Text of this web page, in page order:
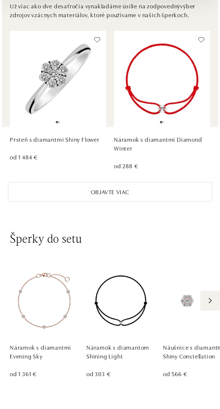
Plzeňská 8, 150 00 Praha 5 - Anděl
tel.: +420736509250
ALOve OC Olympia, Brno
U Dálnice 777, 664 42 Brno
tel.: +420604389337
dnes otvorené od 10:00
ALOve Westfield Černý most, Praha 9
Chlumecká 765/6, 198 19 Praha 9
dnes otvorené do 21:00
Roztylská 2321/19, 148 00 Praha 4 - Chodov
dnes otvorené do 21:00
Už viac ako dve desaťročia vynakladáme úsilie na zodpovednývýber
zdrojov vzácnych materiálov, ktoré používame v našich šperkoch.
OBJAVTE VIAC
Prsteň s diamantmi Shiny Flower
od 1 484 €
Náramok s diamantmi Diamond
Winter
od 288 €
Šperky do setu
Náramok s diamantmi
Evening Sky
od 1 361 €
Náramok s diamantom
Shining Light
od 303 €
Náušnice s
Shiny Constellation
od 566 €